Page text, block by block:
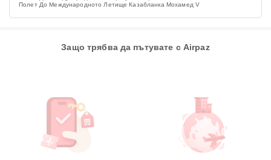
Полет До Международното Летище Казабланка Мохамед V
Защо трябва да пътувате с Airpaz